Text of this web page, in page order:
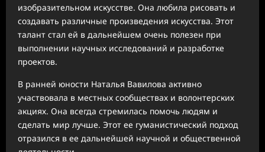
изобразительном искусстве. Она любила рисовать и
создавать различные произведения искусства. Этот
талант стал ей в дальнейшем очень полезен при
выполнении научных исследований и разработке
проектов.
В ранней юности Наталья Вавилова активно
участвовала в местных сообществах и волонтерских
акциях. Она всегда стремилась помочь людям и
сделать мир лучше. Этот ее гуманистический подход
отразился в ее дальнейшей научной и общественной